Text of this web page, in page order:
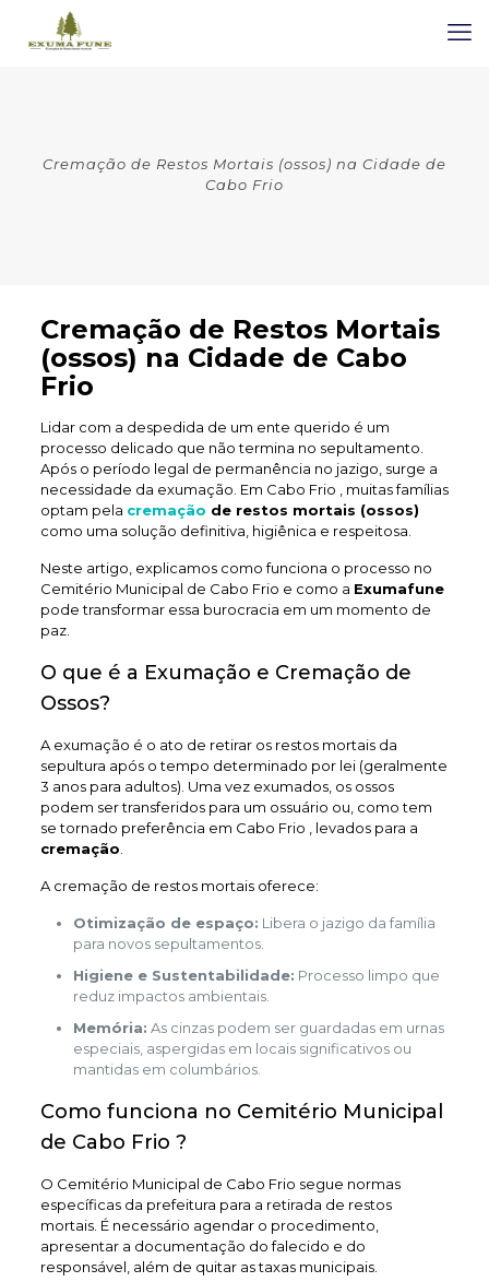
Cremação de Restos Mortais (ossos) na Cidade de
Cabo Frio
Cremação de Restos Mortais
(ossos) na Cidade de Cabo
Frio
Lidar com a despedida de um ente querido é um
processo delicado que não termina no sepultamento.
Após o período legal de permanência no jazigo, surge a
necessidade da exumação. Em Cabo Frio , muitas famílias
optam pela cremação de restos mortais (ossos)
como uma solução definitiva, higiênica e respeitosa.
Neste artigo, explicamos como funciona o processo no
Cemitério Municipal de Cabo Frio e como a Exumafune
pode transformar essa burocracia em um momento de
paz.
O que é a Exumação e Cremação de
Ossos?
A exumação é o ato de retirar os restos mortais da
sepultura após o tempo determinado por lei (geralmente
3 anos para adultos). Uma vez exumados, os ossos
podem ser transferidos para um ossuário ou, como tem
se tornado preferência em Cabo Frio , levados para a
cremação
A cremação de restos mortais oferece:
Otimização de espaço: Libera o jazigo da família
para novos sepultamentos.
Higiene e Sustentabilidade: Processo limpo que
reduz impactos ambientais.
Memória: As cinzas podem ser guardadas em urnas
especiais, aspergidas em locais significativos ou
mantidas em columbários.
Como funciona no Cemitério Municipal
de Cabo Frio ?
O Cemitério Municipal de Cabo Frio segue normas
específicas da prefeitura para a retirada de restos
mortais. É necessário agendar o procedimento,
apresentar a documentação do falecido e do
responsável, além de quitar as taxas municipais.